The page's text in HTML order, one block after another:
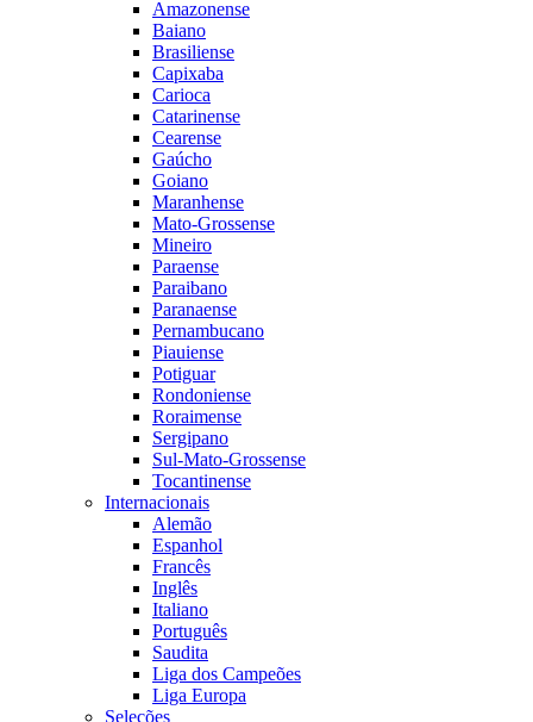
Amazonense
Baiano
Brasiliense
Capixaba
Carioca
Catarinense
Cearense
Gaúcho
Goiano
Maranhense
Mato-Grossense
Mineiro
Paraense
Paraibano
Paranaense
Pernambucano
Piauiense
Potiguar
Rondoniense
Roraimense
Sergipano
Sul-Mato-Grossense
Tocantinense
Internacionais
Alemão
Espanhol
Francês
Inglês
Italiano
Português
Saudita
Liga dos Campeões
Liga Europa
Seleções